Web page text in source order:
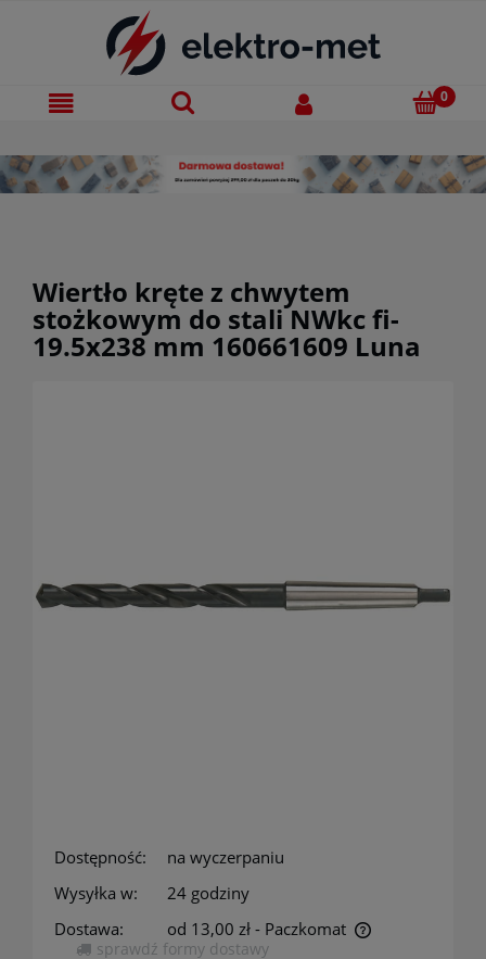
Wiertło kręte z chwytem
stożkowym do stali NWkc fi-
19.5x238 mm 160661609 Luna
Dostępność:
na wyczerpaniu
Wysyłka w:
24 godziny
Dostawa:
od 13,00 zł - Paczkomat
Cena nie zawiera ewentualnych kosztów płatności
sprawdź formy dostawy